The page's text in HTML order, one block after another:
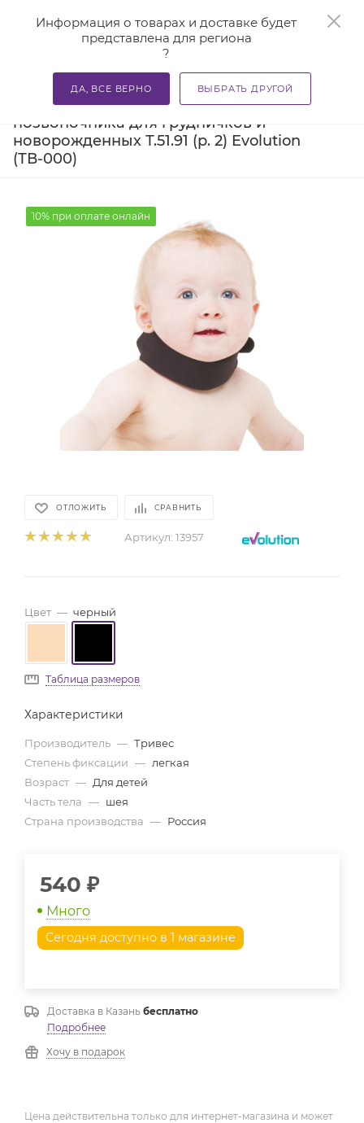
Информация о товарах и доставке будет
представлена для региона
?
ДА, ВСЕ ВЕРНО ВЫБРАТЬ ДРУГОЙ
Главная — Каталог — Бандажи и корсеты — Бандажи
Бандаж на шейный отдел
позвоночника для грудничков и
новорожденных Т.51.91 (р. 2) Evolution
(ТВ-000)
10% при оплате онлайн
ОТЛОЖИТЬ СРАВНИТЬ
Артикул: 13957
Цвет — черный
Таблица размеров
Характеристики
Производитель — Тривес
Степень фиксации — легкая
Возраст — Для детей
Часть тела — шея
Страна производства — Россия
540 ₽
Много
Сегодня доступно в 1 магазине
Доставка в Казань бесплатно
Подробнее
Хочу в подарок
Цена действительна только для интернет-магазина и может